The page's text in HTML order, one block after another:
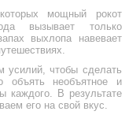
мощный рокот
вызывает только
выхлопа навевает
усилий, чтобы сделать
объять необъятное и
каждого. В результате
его на свой вкус.